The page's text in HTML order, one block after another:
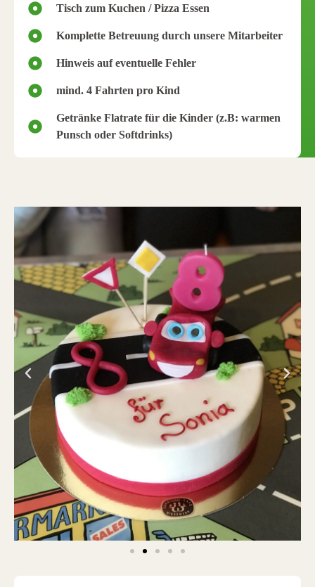
Tisch zum Kuchen / Pizza Essen
Komplette Betreuung durch unsere Mitarbeiter
Hinweis auf eventuelle Fehler
mind. 4 Fahrten pro Kind
Getränke Flatrate für die Kinder (z.B: warmen
Punsch oder Softdrinks)